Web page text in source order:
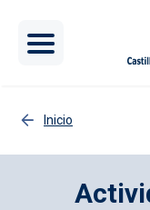
Inicio